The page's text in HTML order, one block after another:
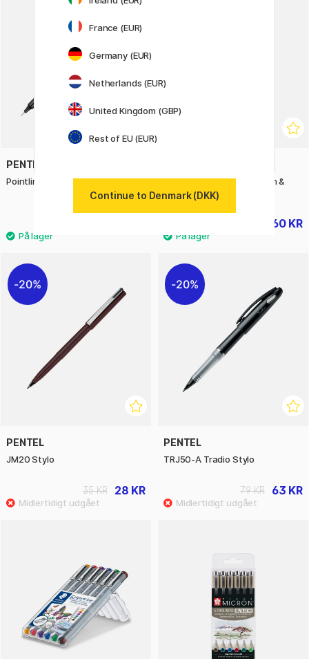
PENTEL
Pointliner Colour Red
Drawing Set Manga Action &
Shonen
60 KR
20%
PENTEL
JM20 Stylo
28 KR
35 KR
20%
PENTEL
TRJ50-A Tradio Stylo
63 KR
79 KR
France (EUR)
Germany (EUR)
Netherlands (EUR)
United Kingdom (GBP)
Rest of EU (EUR)
Continue to Denmark (DKK)